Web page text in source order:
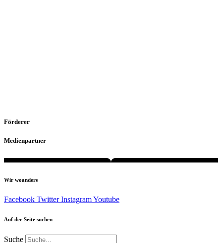
Förderer
Medienpartner
Wir woanders
Facebook Twitter InstagramYoutube
Auf der Seite suchen
Suche